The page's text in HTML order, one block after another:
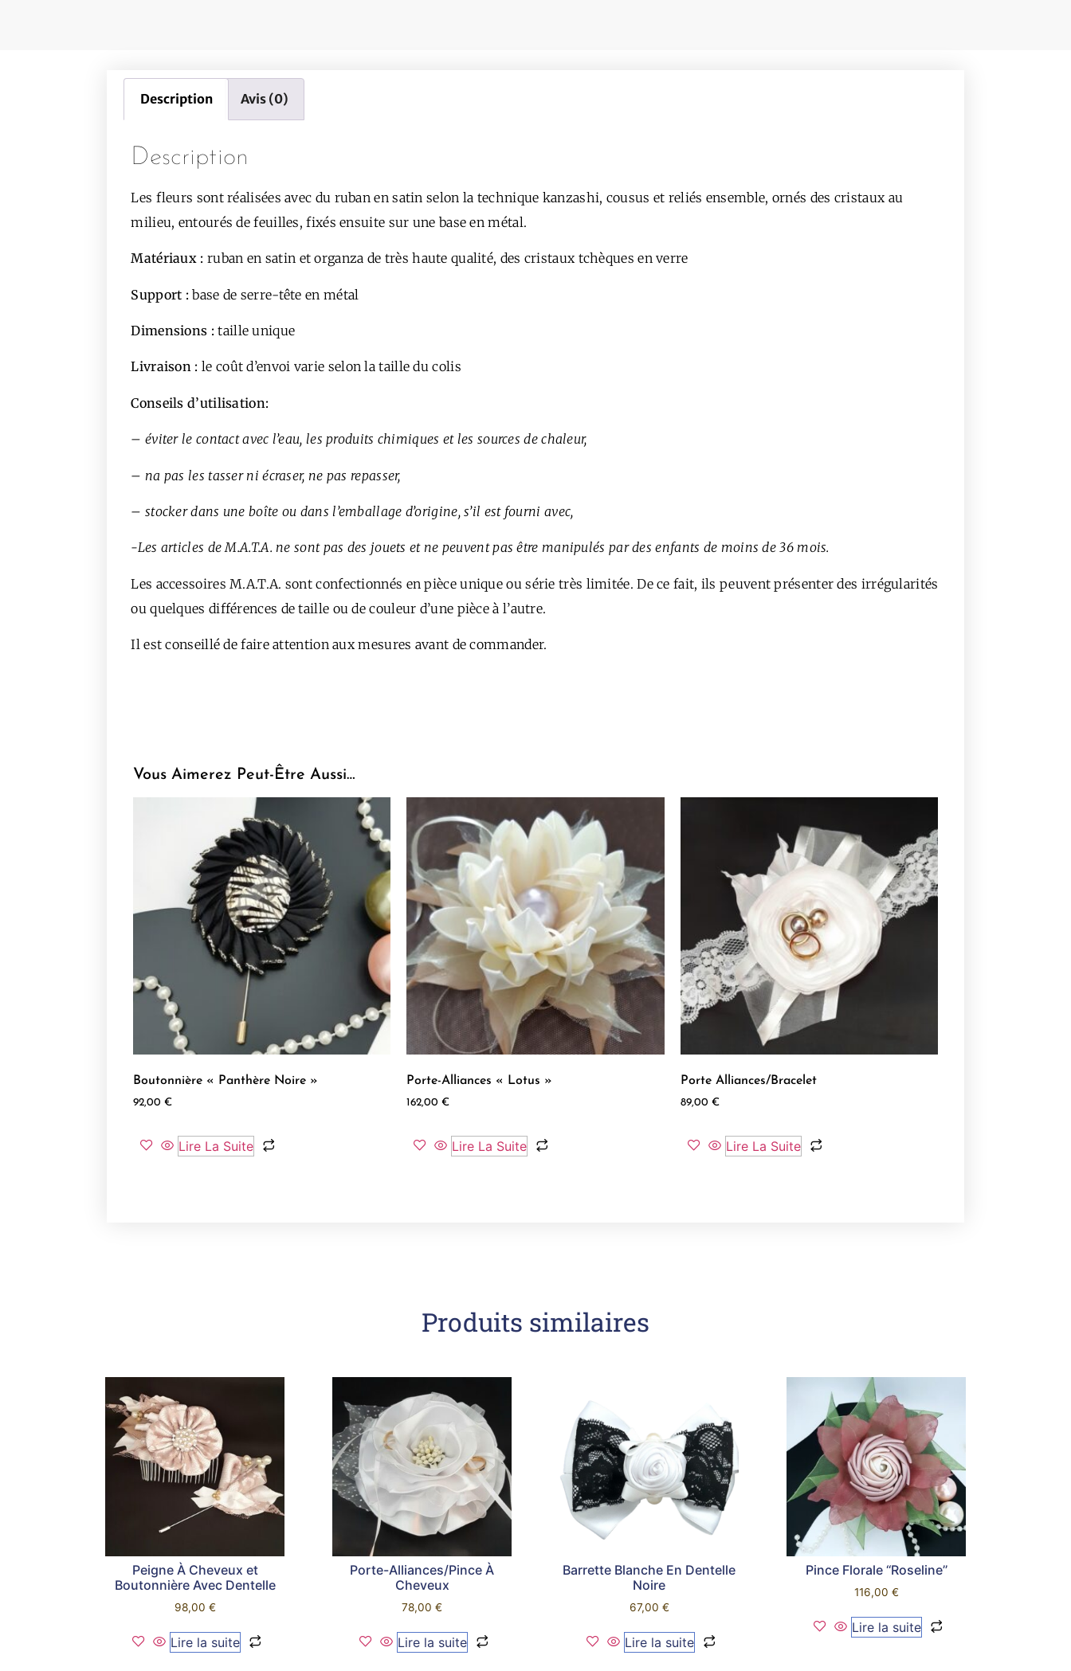
Description Avis (0)
Description
Les fleurs sont réalisées avec du ruban en satin selon la technique kanzashi, cousus et reliés ensemble, ornés des cristaux au
milieu, entourés de feuilles, fixés ensuite sur une base en métal.
Matériaux : ruban en satin et organza de très haute qualité, des cristaux tchèques en verre
Support : base de serre-tête en métal
Dimensions : taille unique
Livraison : le coût d’envoi varie selon la taille du colis
Conseils d’utilisation:
– éviter le contact avec l’eau, les produits chimiques et les sources de chaleur,
– na pas les tasser ni écraser, ne pas repasser,
– stocker dans une boîte ou dans l’emballage d’origine, s’il est fourni avec,
-Les articles de M.A.T.A. ne sont pas des jouets et ne peuvent pas être manipulés par des enfants de moins de 36 mois.
Les accessoires M.A.T.A. sont confectionnés en pièce unique ou série très limitée. De ce fait, ils peuvent présenter des irrégularités
ou quelques différences de taille ou de couleur d’une pièce à l’autre.
Il est conseillé de faire attention aux mesures avant de commander.
Vous Aimerez Peut-Être Aussi…
Boutonnière « Panthère Noire »
92,00€
Lire La Suite
Porte-Alliances « Lotus »
162,00€
Lire La Suite
Porte Alliances/Bracelet
89,00 €
Lire La Suite
Produits similaires
Peigne À Cheveux et
Boutonnière Avec Dentelle
98,00 €
Lire la suite
Porte-Alliances/Pince À
Cheveux
78,00 €
Lire la suite
Barrette Blanche En Dentelle
Noire
67,00 €
Lire la suite
Pince Florale ‘‘Roseline’’
116,00 €
Lire la suite